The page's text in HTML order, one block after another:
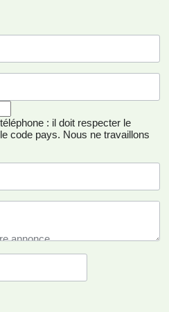
: il doit respecter le
code pays. Nous ne travaillons